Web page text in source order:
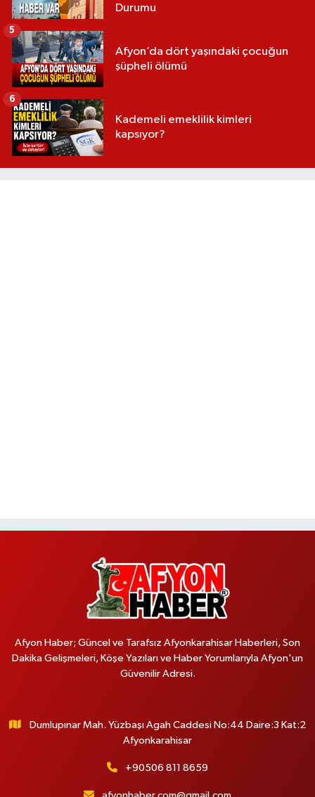
Durumu
Afyon’da dört yaşındaki çocuğun
şüpheli ölümü
5
Kademeli emeklilik kimleri
kapsıyor?
6
Afyon Haber; Güncel ve Tarafsız Afyonkarahisar Haberleri, Son
Dakika Gelişmeleri, Köşe Yazıları ve Haber Yorumlarıyla Afyon'un
Güvenilir Adresi.
Dumlupınar Mah. Yüzbaşı Agah Caddesi No:44 Daire:3 Kat:2
Afyonkarahisar
+90506 811 8659